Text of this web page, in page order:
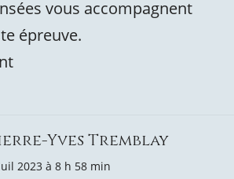
vous accompagnent
épreuve.
Yves Tremblay
2023 à 8 h 58 min